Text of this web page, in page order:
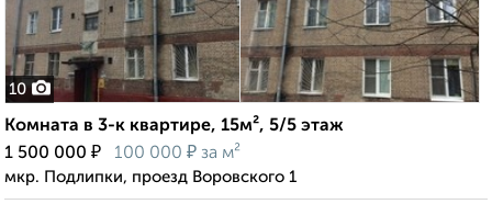
10
Комната в 3-к квартире, 15м², 5/5 этаж
1 500 000 ₽ 100 000 ₽ за м²
мкр. Подлипки, проезд Воровского 1